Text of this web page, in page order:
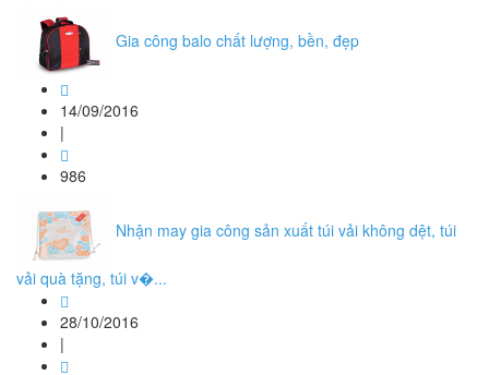
Gia công balo chất lượng, bền, đẹp
14/09/2016
|
986
Nhận may gia công sản xuất túi vải không dệt, túi
vải quà tặng, túi v�...
28/10/2016
|